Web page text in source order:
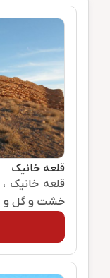
قلعه خانیک
قلعه خانیک
خشت و گل